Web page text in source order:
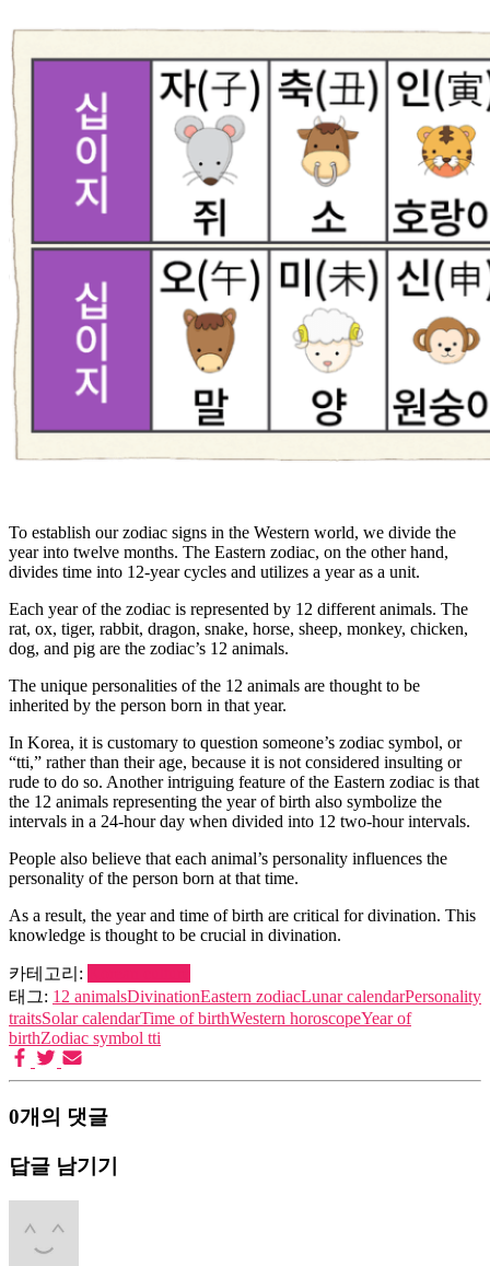
To establish our zodiac signs in the Western world, we divide the
year into twelve months. The Eastern zodiac, on the other hand,
divides time into 12-year cycles and utilizes a year as a unit.
Each year of the zodiac is represented by 12 different animals. The
rat, ox, tiger, rabbit, dragon, snake, horse, sheep, monkey, chicken,
dog, and pig are the zodiac’s 12 animals.
The unique personalities of the 12 animals are thought to be
inherited by the person born in that year.
In Korea, it is customary to question someone’s zodiac symbol, or
“tti,” rather than their age, because it is not considered insulting or
rude to do so. Another intriguing feature of the Eastern zodiac is that
the 12 animals representing the year of birth also symbolize the
intervals in a 24-hour day when divided into 12 two-hour intervals.
People also believe that each animal’s personality influences the
personality of the person born at that time.
As a result, the year and time of birth are critical for divination. This
knowledge is thought to be crucial in divination.
카테고리:
태그: 12 animalsDivinationEastern zodiacLunar calendarPersonality
traitsSolar calendarTime of birthWestern horoscopeYear of
birthZodiac symbol tti
0개의 댓글
답글 남기기